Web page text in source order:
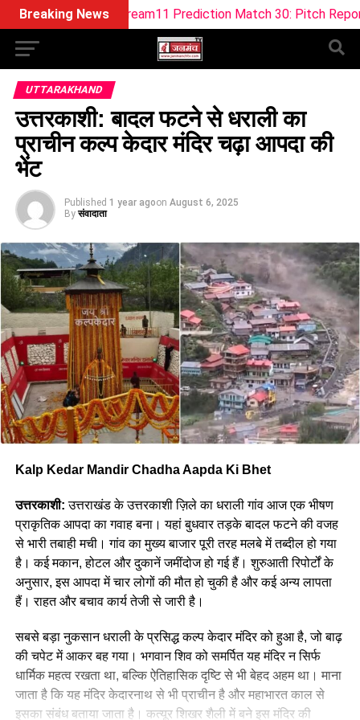
Breaking News
W Dream11 Prediction Match 30: Pitch Report, Playing 11
UTTARAKHAND
उत्तरकाशी: बादल फटने से धराली का
प्राचीन कल्प केदार मंदिर चढ़ा आपदा की
भेंट
Published 1 year agoon August 6, 2025
By संवादाता
Kalp Kedar Mandir Chadha Aapda Ki Bhet
उत्तरकाशी: उत्तराखंड के उत्तरकाशी ज़िले का धराली गांव आज एक भीषण
प्राकृतिक आपदा का गवाह बना। यहां बुधवार तड़के बादल फटने की वजह
से भारी तबाही मची। गांव का मुख्य बाजार पूरी तरह मलबे में तब्दील हो गया
है। कई मकान, होटल और दुकानें जमींदोज हो गई हैं। शुरुआती रिपोर्टों के
अनुसार, इस आपदा में चार लोगों की मौत हो चुकी है और कई अन्य लापता
हैं। राहत और बचाव कार्य तेजी से जारी है।
सबसे बड़ा नुकसान धराली के प्रसिद्ध कल्प केदार मंदिर को हुआ है, जो बाढ़
की चपेट में आकर बह गया। भगवान शिव को समर्पित यह मंदिर न सिर्फ
धार्मिक महत्व रखता था, बल्कि ऐतिहासिक दृष्टि से भी बेहद अहम था। माना
जाता है कि यह मंदिर केदारनाथ से भी प्राचीन है और महाभारत काल से
इसका संबंध बताया जाता है। कत्यूर शिखर शैली में बने इस मंदिर की